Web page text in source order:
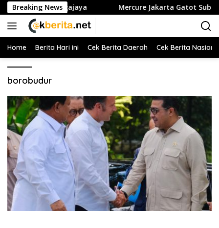
Langsung
ke
konten
Breaking NewsMercure Jakarta Gatot Subroto Perkuat
Home Berita Hari ini Cek Berita Daerah Cek Berita
borobudur